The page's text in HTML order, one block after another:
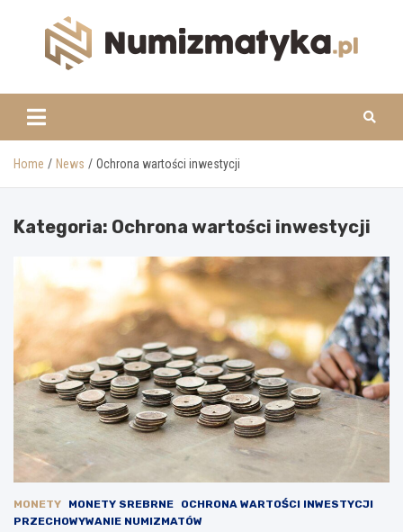
www.numizmatyka.pl
Home News Ochrona wartości inwestycji
Kategoria: Ochrona wartości inwestycji
MONETY MONETY SREBRNE
OCHRONA WARTOŚCI INWESTYCJI
PRZECHOWYWANIE NUMIZMATÓW